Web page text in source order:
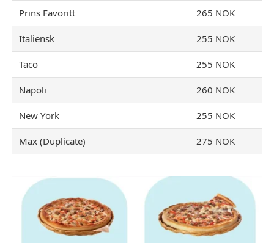
Prins Favoritt 265 NOK
Italiensk 255 NOK
Taco 255 NOK
Napoli 260 NOK
New York 255 NOK
Max (Duplicate) 275 NOK